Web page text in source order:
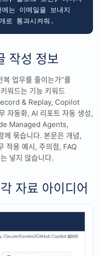
는 이메일을 보내지
로 통과시켜줘.
작성 정보
업무를 줄이는가”를
워드는 기능 키워드
& Replay, Copilot
자동화, AI 리포트 자동 생성,
Managed Agents,
묶습니다. 본문은 개념,
적용 예시, 주의점, FAQ
넣지 않습니다.
자료 아이디어